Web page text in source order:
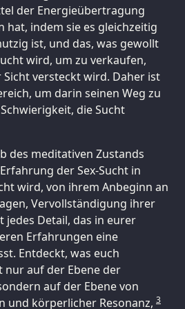
der Energieübertragung
hat, indem sie es gleichzeitig
ist, und das, was gewollt
wird, um zu verkaufen,
Sicht versteckt wird. Daher ist
um darin seinen Weg zu
die Sucht
des meditativen Zustands
der Sex-Sucht in
wird, von ihrem Anbeginn an
Vervollständigung ihrer
jedes Detail, das in eurer
Erfahrungen eine
Entdeckt, was euch
nur auf der Ebene der
auf der Ebene von
und körperlicher Resonanz, 3